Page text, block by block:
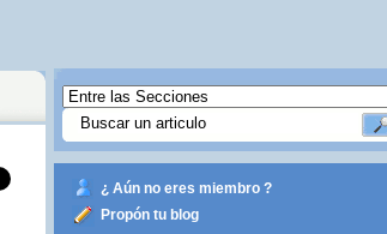
¿ Aún no eres miembro ?
Propón tu blog